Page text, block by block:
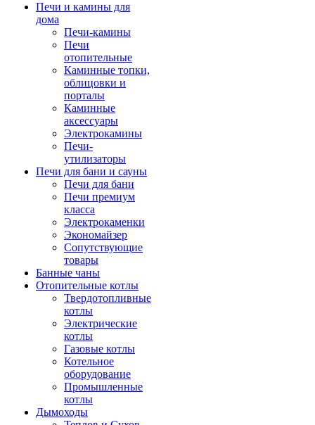
Печи и камины для
дома
Печи-камины
Печи
отопительные
Каминные топки,
облицовки и
порталы
Каминные
аксессуары
Электрокамины
Печи-
утилизаторы
Печи для бани и сауны
Печи для бани
Печи премиум
класса
Электрокаменки
Экономайзер
Сопутствующие
товары
Банные чаны
Отопительные котлы
Твердотопливные
котлы
Электрические
котлы
Газовые котлы
Котельное
оборудование
Промышленные
котлы
Дымоходы